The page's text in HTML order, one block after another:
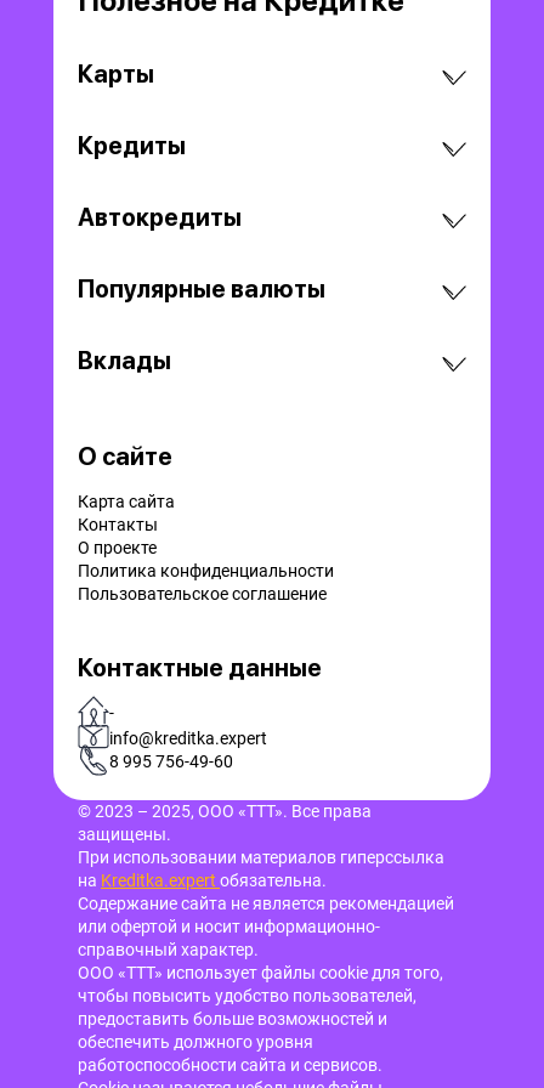
Карты
Кредиты
Автокредиты
Популярные валюты
Вклады
О сайте
Карта сайта
Контакты
О проекте
Политика конфиденциальности
Пользовательское соглашение
Контактные данные
-
info@kreditka.expert
8 995 756-49-60
© 2023 – 2025, ООО «ТТТ». Все права
защищены.
При использовании материалов гиперссылка
на Kreditka.expert обязательна.
Содержание сайта не является рекомендацией
или офертой и носит информационно-
справочный характер.
ООО «ТТТ» использует файлы cookie для того,
чтобы повысить удобство пользователей,
предоставить больше возможностей и
обеспечить должного уровня
работоспособности сайта и сервисов.